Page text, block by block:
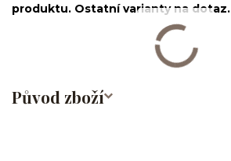
produktu. Ostatní varianty na dotaz.
Původ zboží